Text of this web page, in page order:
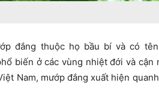
đắng thuộc họ bầu bí và có
biến ở các vùng nhiệt đới và cận
Nam, mướp đắng xuất hiện